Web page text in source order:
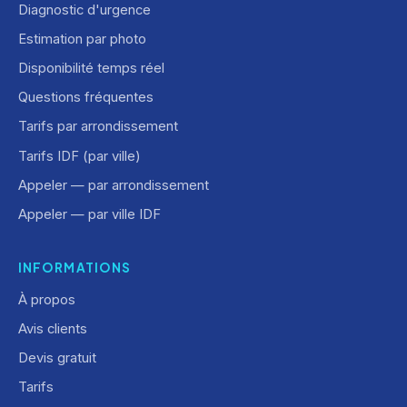
Diagnostic d'urgence
Estimation par photo
Disponibilité temps réel
Questions fréquentes
Tarifs par arrondissement
Tarifs IDF (par ville)
Appeler — par arrondissement
Appeler — par ville IDF
INFORMATIONS
À propos
Avis clients
Devis gratuit
Tarifs